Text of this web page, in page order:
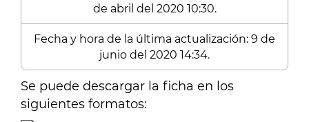
de abril del 2020 10:30.
Fecha y hora de la última actualización: 9 de
junio del 2020 14:34.
Se puede descargar la ficha en los
siguientes formatos: